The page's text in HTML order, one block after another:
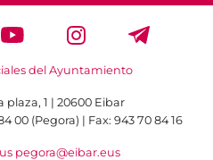
del Ayuntamiento
1 | 20600 Eibar
00 (Pegora) | Fax: 943 70 84 16
pegora@eibar.eus